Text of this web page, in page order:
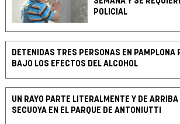
POLICIAL
DETENIDAS TRES PERSONAS EN PAMPLONA
BAJO LOS EFECTOS DEL ALCOHOL
UN RAYO PARTE LITERALMENTE Y DE
SECUOYA EN EL PARQUE DE ANTONIUTTI